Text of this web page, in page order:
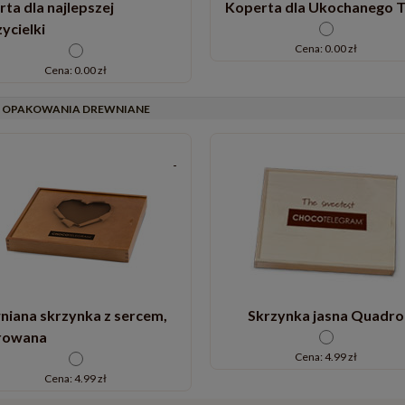
dla najlepszej
Cena: 0.00 zł
Koperta dla Ukochanego
Cena: 0.00 zł
OPAKOWANIA DREWNIANE
skrzynka z sercem,
Cena: 4.99 zł
Skrzynka jasna Quadro
Cena: 4.99 zł